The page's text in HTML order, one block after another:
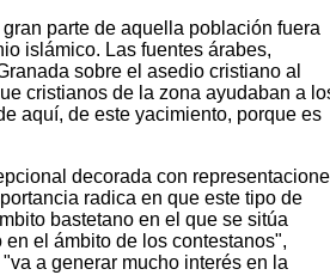
parte de aquella población fuera
islámico. Las fuentes árabes,
sobre el asedio cristiano al
cristianos de la zona ayudaban a
aquí, de este yacimiento, porque es
decorada con
radica en que este tipo de
bastetano en el que se sitúa
el ámbito de los contestanos",
a generar mucho interés en la